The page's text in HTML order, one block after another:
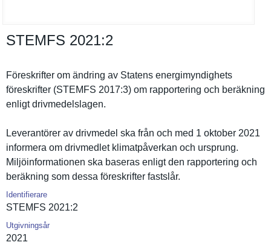
STEMFS 2021:​2
Föreskrift­er om ändring av Statens energimynd­ighets
föreskrift­er (STEMFS 2017:3) om rapporteri­ng och beräkning
enligt drivmedels­lagen.
Leverantör­er av drivmedel ska från och med 1 oktober 2021
informera om drivmedlet klimatpåve­rkan och ursprung.
Miljöinfor­mationen ska baseras enligt den rapporteri­ng och
beräkning som dessa föreskrift­er fastslår.
Identifierare
STEMFS 2021:2
Utgivningsår
2021